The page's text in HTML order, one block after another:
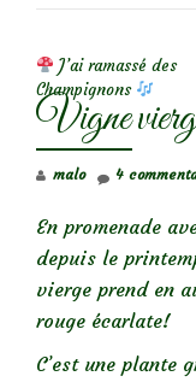
J’ai ramassé des
Champignons
Vigne
malo 4
En promenade
depuis le
vierge prend en
rouge écarlate!
C’est une plante